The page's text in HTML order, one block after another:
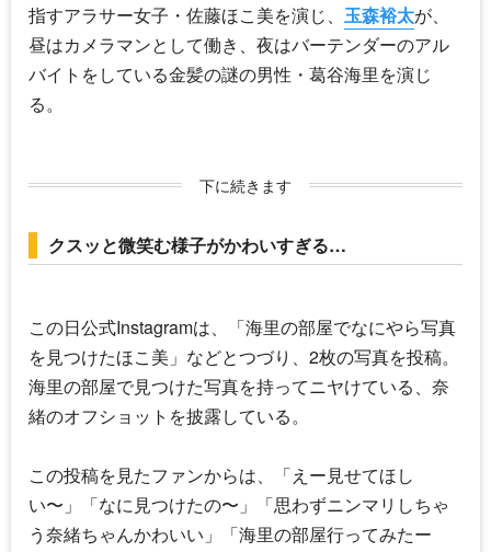
指すアラサー女子・佐藤ほこ美を演じ、 玉森裕太が、
昼はカメラマンとして働き、夜はバーテンダーのアル
バイトをしている金髪の謎の男性・葛谷海里を演じ
る。
下に続きます
クスッと微笑む様子がかわいすぎる…
この日公式Instagramは、「海里の部屋でなにやら写真
を見つけたほこ美」などとつづり、2枚の写真を投稿。
海里の部屋で見つけた写真を持ってニヤけている、 奈
緒のオフショットを披露している。
この投稿を見たファンからは、「えー見せてほし
い〜」「なに見つけたの〜」「思わずニンマリしちゃ
う奈緒ちゃんかわいい」「海里の部屋行ってみたー